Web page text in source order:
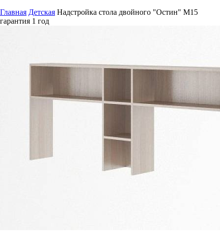
Главная Детская Надстройка стола двойного "Остин" М15
гарантия 1 год